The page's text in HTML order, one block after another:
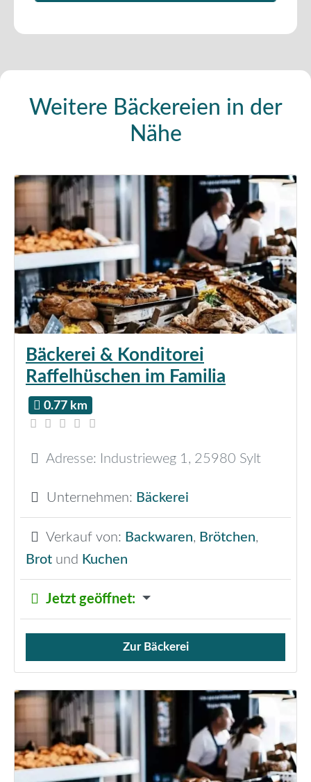
Weitere Bäckereien in der
Nähe
Bäckerei & Konditorei
Raffelhüschen im Familia
0.77 km
Adresse: Industrieweg 1, 25980 Sylt
Unternehmen: Bäckerei
Verkauf von: Backwaren, Brötchen,
Brot und Kuchen
Jetzt geöffnet:
Verkauf von Brötchen,
Zur Bäckerei